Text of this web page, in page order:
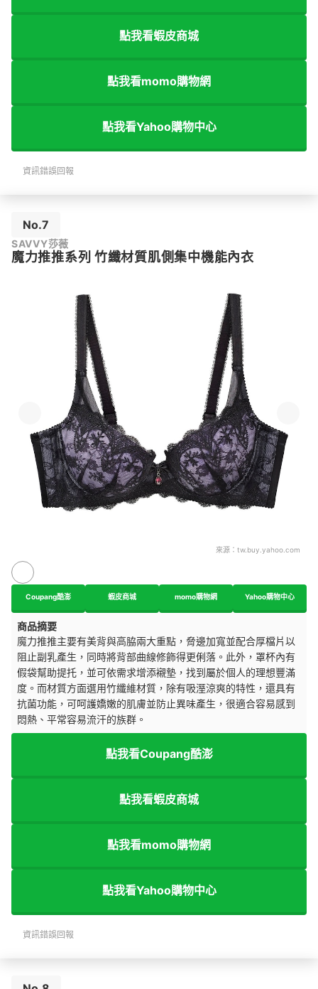
點我看蝦皮商城
點我看momo購物網
點我看Yahoo購物中心
資訊錯誤回報
No.7
SAVVY莎薇
魔力推推系列 竹纖材質肌側集中機能內衣
來源： tw.buy.yahoo.com
Coupang酷澎 蝦皮商城 momo購物網 Yahoo購物中心
商品摘要
魔力推推主要有美背與高脇兩大重點，脅邊加寬並配合厚檔片以
阻止副乳產生，同時將背部曲線修飾得更俐落。 此外，罩杯內有
假袋幫助提托，並可依需求增添襯墊，找到屬於個人的理想豐滿
度。而材質方面選用竹纖維材質，除有吸溼涼爽的特性，還具有
抗菌功能，可呵護嬌嫩的肌膚並防止異味產生，很適合容易感到
悶熱、平常容易流汗的族群。
點我看Coupang酷澎
點我看蝦皮商城
點我看momo購物網
點我看Yahoo購物中心
資訊錯誤回報